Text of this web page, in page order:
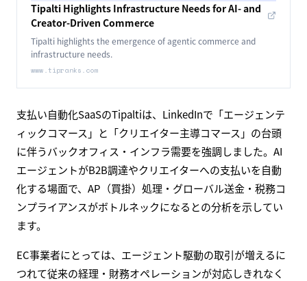
Tipalti Highlights Infrastructure Needs for AI- and
Creator-Driven Commerce
Tipalti highlights the emergence of agentic commerce and
infrastructure needs.
www.tipranks.com
支払い自動化SaaSのTipaltiは、LinkedInで「エージェンテ
ィックコマース」と「クリエイター主導コマース」の台頭
に伴うバックオフィス・インフラ需要を強調しました。AI
エージェントがB2B調達やクリエイターへの支払いを自動
化する場面で、AP（買掛）処理・グローバル送金・税務コ
ンプライアンスがボトルネックになるとの分析を示してい
ます。
EC事業者にとっては、エージェント駆動の取引が増えるに
つれて従来の経理・財務オペレーションが対応しきれなく